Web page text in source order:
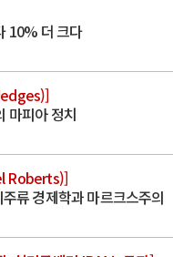
10% 더 크다
마피아 정치
Roberts)]
류 경제학과 마르크스주의